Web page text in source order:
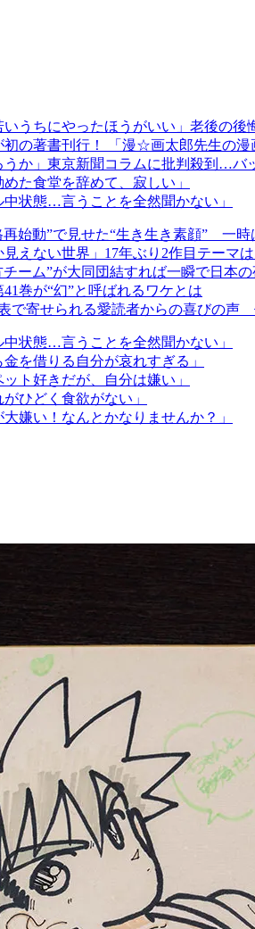
うちにやったほうがいい」老後の
初の著書刊行！ 「漫☆画太郎先生の漫
うか」東京新聞コラムに批判殺到…バ
た食堂を辞めて、寂しい」
状態…言うことを全然聞かない」
始動”で見せた“生き生き素顔” 一
えない世界」17年ぶり2作目テーマ
チーム”が大同団結すれば一瞬で日本
巻が“幻”と呼ばれるワケとは
で寄せられる愛読者からの喜びの声
状態…言うことを全然聞かない」
を借りる自分が哀れすぎる」
ト好きだが、自分は嫌い」
ひどく食欲がない」
嫌い！なんとかなりませんか？」